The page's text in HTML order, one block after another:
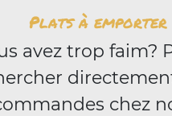
Plats à emporter
avez trop faim?
chez